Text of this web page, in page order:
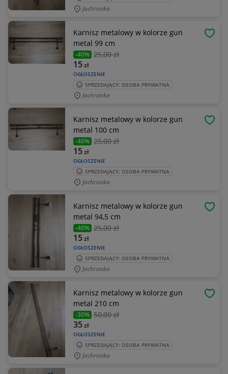
Jachranka
Karnisz metalowy w kolorze gun
metal 99 cm
-40% 25,00 zł
OGŁOSZENIE
15zł
SPRZEDAJĄCY: OSOBA PRYWATNA
Jachranka
Karnisz metalowy w kolorze gun
metal 100 cm
-40% 25,00 zł
OGŁOSZENIE
15zł
SPRZEDAJĄCY: OSOBA PRYWATNA
Jachranka
Karnisz metalowy w kolorze gun
metal 94,5 cm
-40% 25,00 zł
OGŁOSZENIE
15zł
SPRZEDAJĄCY: OSOBA PRYWATNA
Jachranka
Karnisz metalowy w kolorze gun
metal 210 cm
-30% 50,00 zł
OGŁOSZENIE
35zł
SPRZEDAJĄCY: OSOBA PRYWATNA
Jachranka